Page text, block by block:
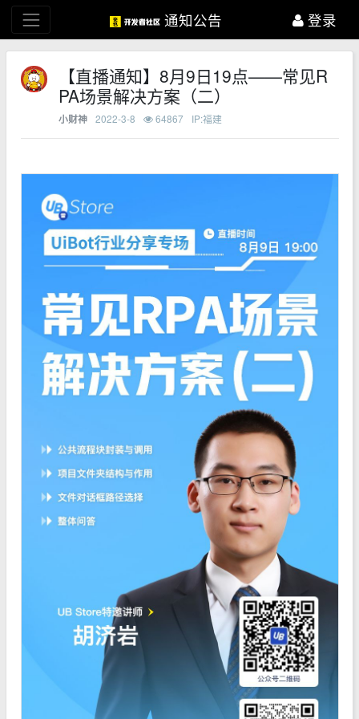
通知公告 登录
【直播通知】8月9日19点——常见R
PA场景解决方案（二）
小财神 2022-3-8 64867 IP:福建